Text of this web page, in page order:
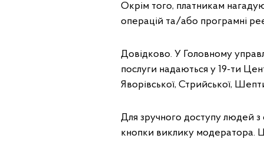
Окрім того, платникам
операцій та/або програмні
Довідково. У Головному
послуги надаються у 19-ти
Яворівської, Стрийської,
Для зручного доступу людей
кнопки виклику модератора.